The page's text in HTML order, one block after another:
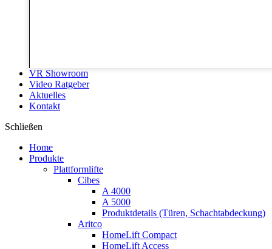
VR Showroom
Video Ratgeber
Aktuelles
Kontakt
Schließen
Home
Produkte
Plattformlifte
Cibes
A 4000
A 5000
Produktdetails (Türen, Schachtabdeckung)
Aritco
HomeLift Compact
HomeLift Access